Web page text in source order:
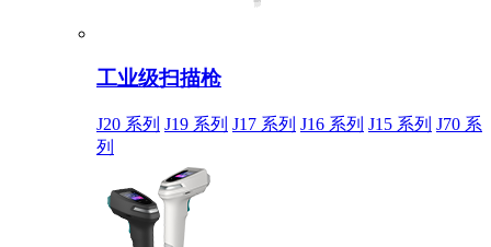
工业级扫描枪
J20 系列 J19 系列 J17 系列 J16 系列 J15 系列 J70 系
列